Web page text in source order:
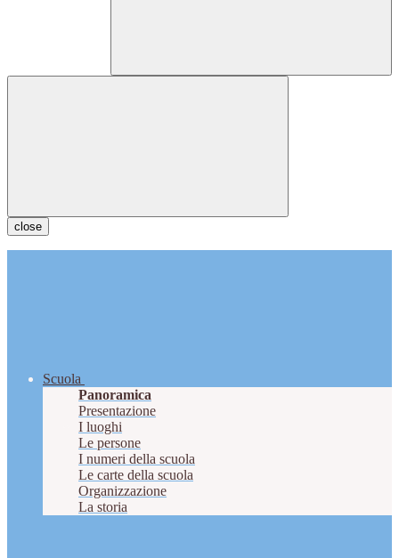
close
Scuola
Panoramica
Presentazione
I luoghi
Le persone
I numeri della scuola
Le carte della scuola
Organizzazione
La storia